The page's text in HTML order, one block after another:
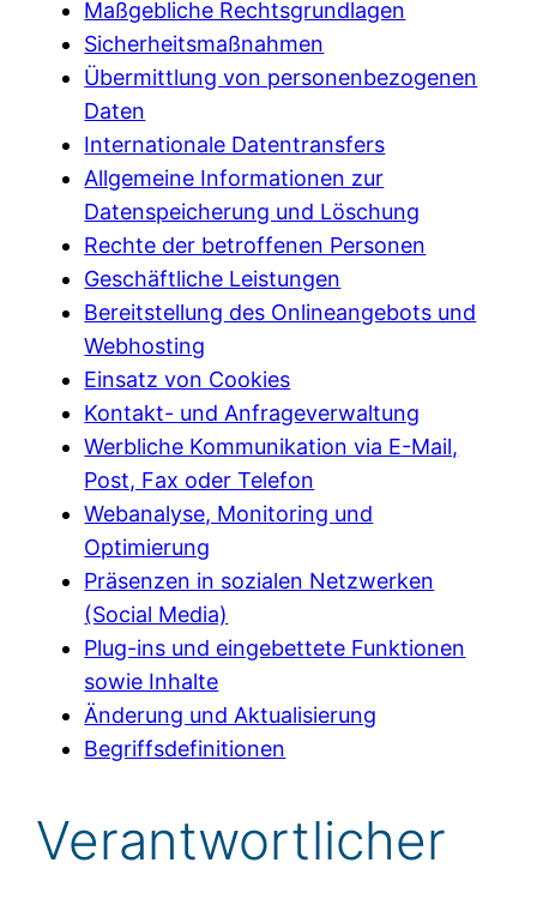
Maßgebliche Rechtsgrundlagen
Sicherheitsmaßnahmen
Übermittlung von personenbezogenen
Daten
Internationale Datentransfers
Allgemeine Informationen zur
Datenspeicherung und Löschung
Rechte der betroffenen Personen
Geschäftliche Leistungen
Bereitstellung des Onlineangebots und
Webhosting
Einsatz von Cookies
Kontakt- und Anfrageverwaltung
Werbliche Kommunikation via E-Mail,
Post, Fax oder Telefon
Webanalyse, Monitoring und
Optimierung
Präsenzen in sozialen Netzwerken
(Social Media)
Plug-ins und eingebettete Funktionen
sowie Inhalte
Änderung und Aktualisierung
Begriffsdefinitionen
Verantwortlicher